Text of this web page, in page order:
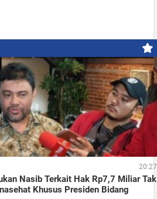
20:27
Nasib Terkait Hak Rp7,7 Miliar Tak
Khusus Presiden Bidang